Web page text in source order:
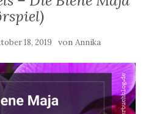
18, 2019 von Annika